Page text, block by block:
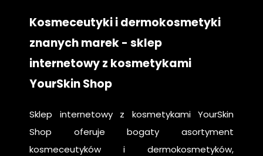
Kosmeceutyki i dermokosmetyki
znanych marek - sklep
internetowy z kosmetykami
YourSkin Shop
Sklep internetowy z kosmetykami YourSkin
Shop oferuje bogaty asortyment
kosmeceutyków i dermokosmetyków,